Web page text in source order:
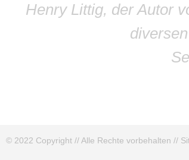
Henry Littig, der Autor
© 2022 Copyright // Alle Rechte vorbehalten //